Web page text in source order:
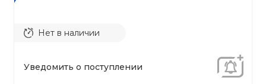
Нет в наличии
Уведомить о поступлении